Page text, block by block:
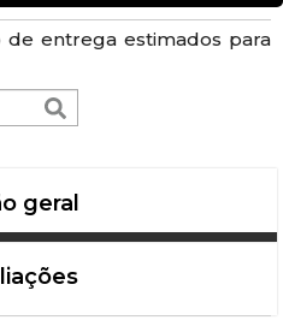
entrega estimados para
geral